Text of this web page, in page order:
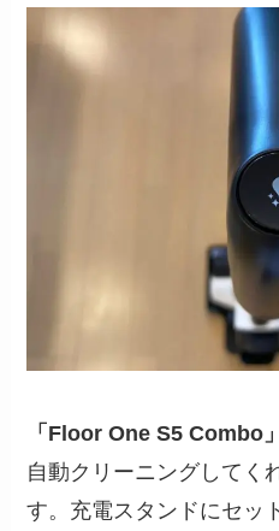
「Floor One S5 Combo」
自動クリーニングしてく
す。充電スタンドにセッ